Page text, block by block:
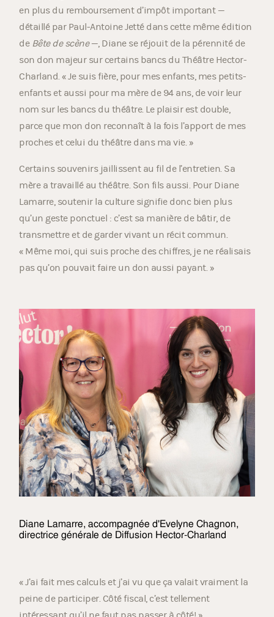
en plus du remboursement d’impôt important —
détaillé par Paul-Antoine Jetté dans cette même édition
de Bête de scène—, Diane se réjouit de la pérennité de
son don majeur sur certains bancs du Théâtre Hector-
Charland. « Je suis fière, pour mes enfants, mes petits-
enfants et aussi pour ma mère de 94 ans, de voir leur
nom sur les bancs du théâtre. Le plaisir est double,
parce que mon don reconnaît à la fois l’apport de mes
proches et celui du théâtre dans ma vie. »
Certains souvenirs jaillissent au fil de l’entretien. Sa
mère a travaillé au théâtre. Son fils aussi. Pour Diane
Lamarre, soutenir la culture signifie donc bien plus
qu’un geste ponctuel : c’est sa manière de bâtir, de
transmettre et de garder vivant un récit commun.
« Même moi, qui suis proche des chiffres, je ne réalisais
pas qu’on pouvait faire un don aussi payant. »
Diane Lamarre, accompagnée d'Evelyne Chagnon,
directrice générale de Diffusion Hector-Charland
« J’ai fait mes calculs et j’ai vu que ça valait vraiment la
peine de participer. Côté fiscal, c’est tellement